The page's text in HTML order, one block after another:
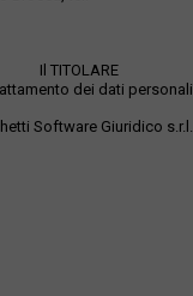
Il TITOLARE
dei dati personali
Software Giuridico s.r.l.